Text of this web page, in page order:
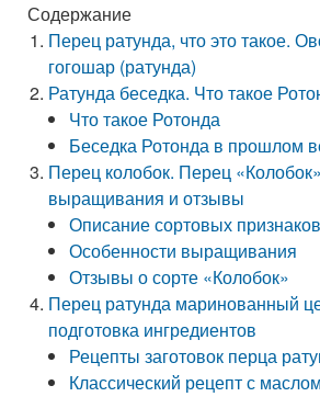
Содержание
Перец ратунда, что это такое.
гогошар (ратунда)
Ратунда беседка. Что такое
Что такое Ротонда
Беседка Ротонда в прошлом
Перец колобок. Перец
выращивания и отзывы
Описание сортовых признаков
Особенности выращивания
Отзывы о сорте «Колобок»
Перец ратунда маринованный
подготовка ингредиентов
Рецепты заготовок перца
Классический рецепт с маслом